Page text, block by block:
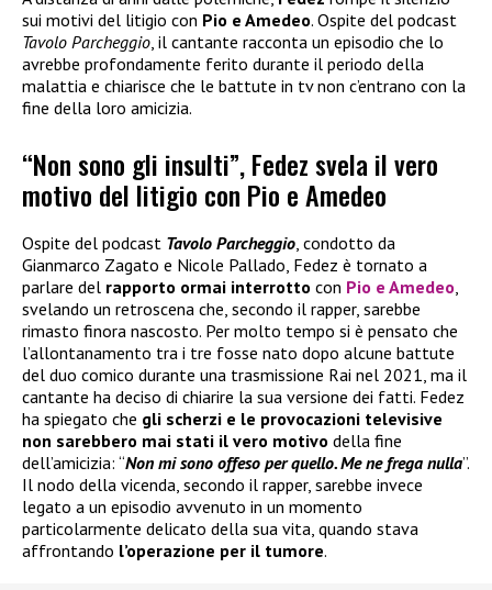
sui motivi del litigio con Pio e Amedeo. Ospite del podcast
Tavolo Parcheggio, il cantante racconta un episodio che lo
avrebbe profondamente ferito durante il periodo della
malattia e chiarisce che le battute in tv non c’entrano con la
fine della loro amicizia.
“Non sono gli insulti”, Fedez svela il vero
motivo del litigio con Pio e Amedeo
Ospite del podcast Tavolo Parcheggio , condotto da
Gianmarco Zagato e Nicole Pallado, Fedez è tornato a
parlare del rapporto ormai interrotto con Pio e Amedeo
svelando un retroscena che, secondo il rapper, sarebbe
rimasto finora nascosto. Per molto tempo si è pensato che
l’allontanamento tra i tre fosse nato dopo alcune battute
del duo comico durante una trasmissione Rai nel 2021, ma il
cantante ha deciso di chiarire la sua versione dei fatti. Fedez
ha spiegato che gli scherzi e le provocazioni televisive
non sarebbero mai stati il vero motivo della fine
dell’amicizia: “Non mi sono offeso per quello. Me ne frega nulla”.
Il nodo della vicenda, secondo il rapper, sarebbe invece
legato a un episodio avvenuto in un momento
particolarmente delicato della sua vita, quando stava
affrontando l’operazione per il tumore.